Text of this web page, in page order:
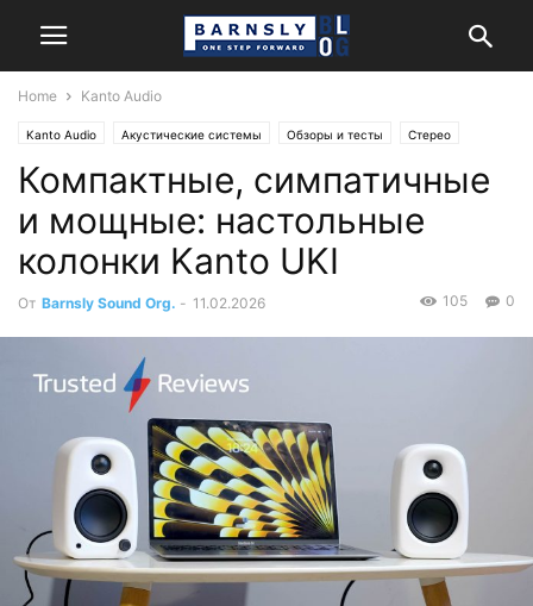
Home Kanto Audio
Kanto Audio Акустические системы Обзоры и тесты Стерео
Компактные, симпатичные
и мощные: настольные
колонки Kanto UKI
От Barnsly Sound Org. - 11.02.2026 0
105